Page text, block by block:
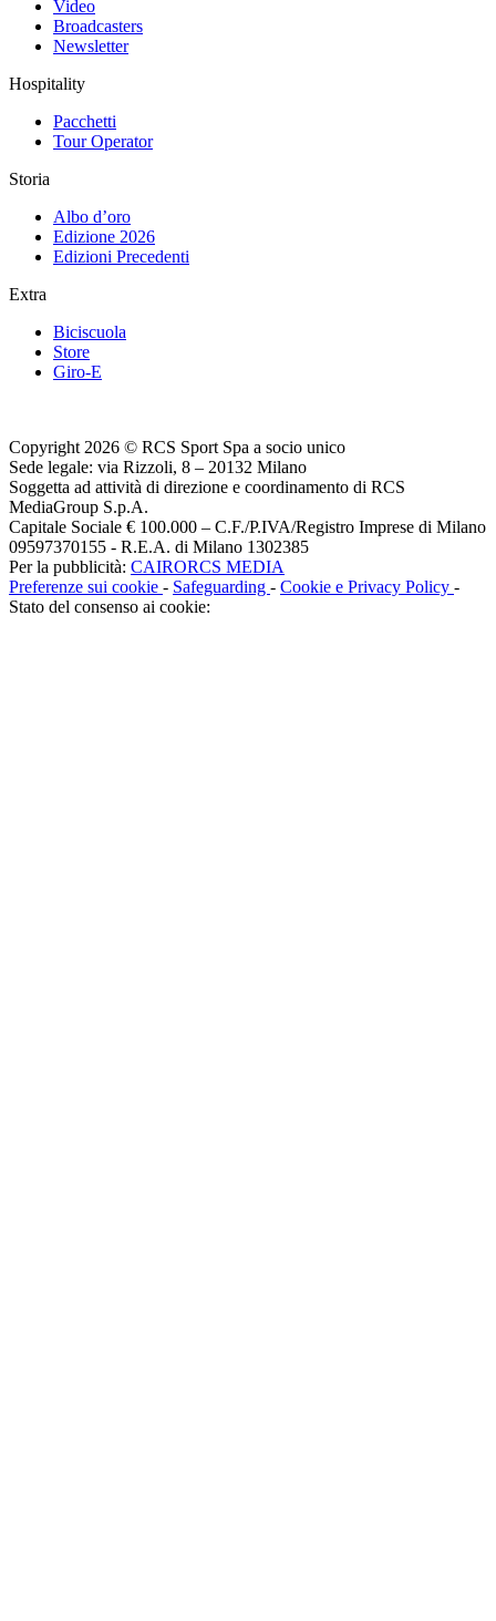
Video
Broadcasters
Newsletter
Hospitality
Pacchetti
Tour Operator
Storia
Albo d’oro
Edizione 2026
Edizioni Precedenti
Extra
Biciscuola
Store
Giro-E
Copyright 2026 © RCS Sport Spa a socio unico
Sede legale: via Rizzoli, 8 – 20132 Milano
Soggetta ad attività di direzione e coordinamento di RCS
MediaGroup S.p.A.
Capitale Sociale € 100.000 – C.F./P.IVA/Registro Imprese di Milano
09597370155 - R.E.A. di Milano 1302385
Per la pubblicità: CAIRORCS MEDIA
Preferenze sui cookie - Safeguarding - Cookie e Privacy Policy -
Stato del consenso ai cookie: